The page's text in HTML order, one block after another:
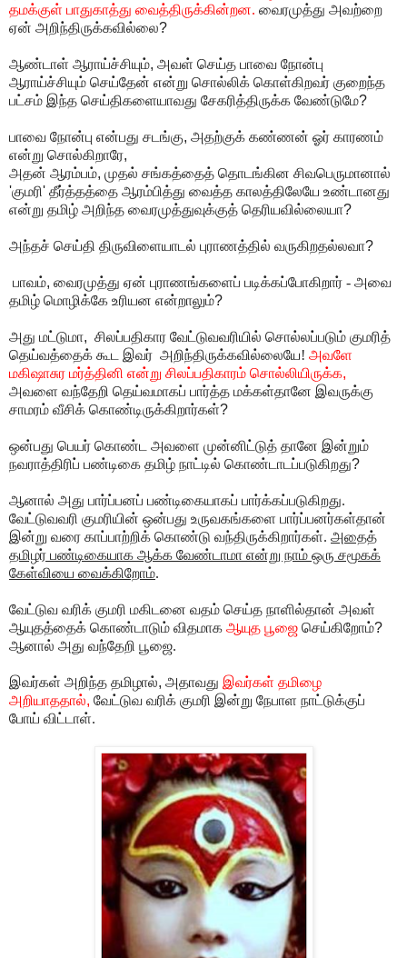
தமக்குள் பாதுகாத்து வைத்திருக்கின்றன. வைரமுத்து அவற்றை
ஏன் அறிந்திருக்கவில்லை?
ஆண்டாள் ஆராய்ச்சியும், அவள் செய்த பாவை நோன்பு
ஆராய்ச்சியும் செய்தேன் என்று சொல்லிக் கொள்கிறவர் குறைந்த
பட்சம் இந்த செய்திகளையாவது சேகரித்திருக்க வேண்டுமே?
பாவை நோன்பு என்பது சடங்கு, அதற்குக் கண்ணன் ஓர் காரணம்
என்று சொல்கிறாரே,
அதன் ஆரம்பம், முதல் சங்கத்தைத் தொடங்கின சிவபெருமானால்
'குமரி' தீர்த்தத்தை ஆரம்பித்து வைத்த காலத்திலேயே உண்டானது
என்று தமிழ் அறிந்த வைரமுத்துவுக்குத் தெரியவில்லையா?
அந்தச் செய்தி திருவிளையாடல் புராணத்தில் வருகிறதல்லவா?
பாவம், வைரமுத்து ஏன் புராணங்களைப் படிக்கப்போகிறார் - அவை
தமிழ் மொழிக்கே உரியன என்றாலும்?
அது மட்டுமா, சிலப்பதிகார வேட்டுவவரியில் சொல்லப்படும் குமரித்
தெய்வத்தைக் கூட இவர் அறிந்திருக்கவில்லையே! அவளே
மகிஷாசுர மர்த்தினி என்று சிலப்பதிகாரம் சொல்லியிருக்க,
அவளை வந்தேறி தெய்வமாகப் பார்த்த மக்கள்தானே இவருக்கு
சாமரம் வீசிக் கொண்டிருக்கிறார்கள்?
ஒன்பது பெயர் கொண்ட அவளை முன்னிட்டுத் தானே இன்றும்
நவராத்திரிப் பண்டிகை தமிழ் நாட்டில் கொண்டாடப்படுகிறது?
ஆனால் அது பார்ப்பனப் பண்டிகையாகப் பார்க்கப்படுகிறது.
வேட்டுவவரி குமரியின் ஒன்பது உருவகங்களை பார்ப்பனர்கள்தான்
இன்று வரை காப்பாற்றிக் கொண்டு வந்திருக்கிறார்கள். அதைத்
தமிழர் பண்டிகையாக ஆக்க வேண்டாமா என்று நாம் ஒரு சமூகக்
கேள்வியை வைக்கிறோம்.
வேட்டுவ வரிக் குமரி மகிடனை வதம் செய்த நாளில்தான் அவள்
ஆயுதத்தைக் கொண்டாடும் விதமாக ஆயுத பூஜை செய்கிறோம்?
ஆனால் அது வந்தேறி பூஜை.
இவர்கள் அறிந்த தமிழால், அதாவது இவர்கள் தமிழை
அறியாததால், வேட்டுவ வரிக் குமரி இன்று நேபாள நாட்டுக்குப்
போய் விட்டாள்.